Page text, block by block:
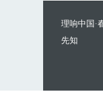
理响中国·
先知